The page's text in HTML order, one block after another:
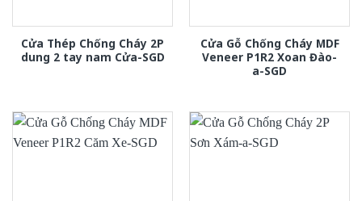
Cửa Thép Chống Cháy 2P
dung 2 tay nam Cửa-SGD
Cửa Gỗ Chống Cháy MDF
Veneer P1R2 Xoan Đào-
a-SGD